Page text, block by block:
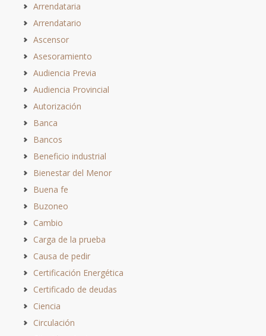
Arrendataria
Arrendatario
Ascensor
Asesoramiento
Audiencia Previa
Audiencia Provincial
Autorización
Banca
Bancos
Beneficio industrial
Bienestar del Menor
Buena fe
Buzoneo
Cambio
Carga de la prueba
Causa de pedir
Certificación Energética
Certificado de deudas
Ciencia
Circulación